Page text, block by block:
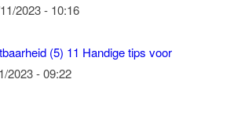
2023 - 10:16
(5) 11 Handige tips voor
2023 - 09:22